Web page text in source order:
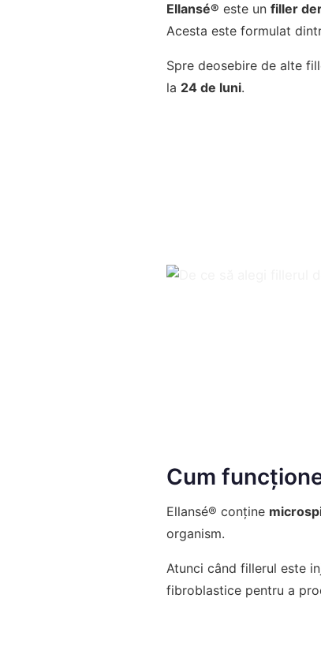
Ellansé® este un filler
Acesta este formulat
Spre deosebire de alte
la 24 de luni.
Cum
Ellansé® conține
organism.
Atunci când fillerul este
fibroblastice pentru a